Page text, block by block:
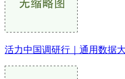
活力中国调研行｜通用数据